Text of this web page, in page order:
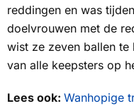
reddingen en was
doelvrouwen met de
wist ze zeven ballen
van alle keepsters op
Lees ook: Wanhopige